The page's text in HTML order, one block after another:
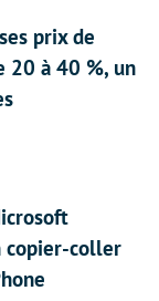
prix de
20 à 40 %, un
copier-coller